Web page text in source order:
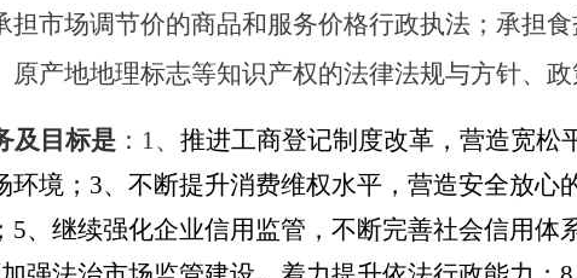
担市场调节价的商品和服务价格行政执法；承担
原产地地理标志等知识产权的法律法规与方针、政
及目标是： 1、 推进工商登记制度改革，营造宽松
环境；3、不断提升消费维权水平，营造安全放
5、继续强化企业信用监管，不断完善社会信用体